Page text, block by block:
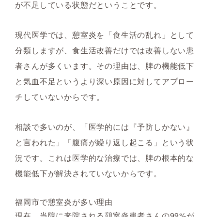
が不足している状態だということです。
現代医学では、憩室炎を「食生活の乱れ」として
分類しますが、食生活改善だけでは改善しない患
者さんが多くいます。その理由は、脾の機能低下
と気血不足というより深い原因に対してアプロー
チしていないからです。
相談で多いのが、「医学的には『予防しかない』
と言われた」「腹痛が繰り返し起こる」という状
況です。これは医学的な治療では、脾の根本的な
機能低下が解決されていないからです。
福岡市で憩室炎が多い理由